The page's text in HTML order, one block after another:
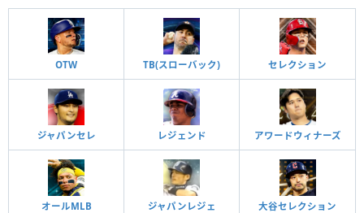
OTW TB(スローバック) セレクション
ジャパンセレ レジェンド アワードウィナーズ
オールMLB ジャパンレジェ 大谷セレクション